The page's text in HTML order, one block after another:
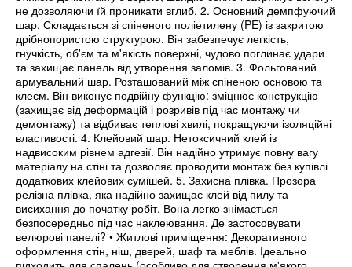
не дозволяючи їй проникати вглиб. 2. Основний демпфуючий
шар. Складається зі спіненого поліетилену (PE) із закритою
дрібнопористою структурою. Він забезпечує легкість,
гнучкість, об'єм та м'якість поверхні, чудово поглинає удари
та захищає панель від утворення заломів. 3. Фольгований
армувальний шар. Розташований між спіненою основою та
клеєм. Він виконує подвійну функцію: зміцнює конструкцію
(захищає від деформацій і розривів під час монтажу чи
демонтажу) та відбиває теплові хвилі, покращуючи ізоляційні
властивості. 4. Клейовий шар. Нетоксичний клей із
надвисоким рівнем адгезії. Він надійно утримує повну вагу
матеріалу на стіні та дозволяє проводити монтаж без купівлі
додаткових клейових сумішей. 5. Захисна плівка. Прозора
релізна плівка, яка надійно захищає клей від пилу та
висихання до початку робіт. Вона легко знімається
безпосередньо під час наклеювання. Де застосовувати
велюрові панелі? • Житлові приміщення: Декоративного
оформлення стін, ніш, дверей, шаф та меблів. Ідеально